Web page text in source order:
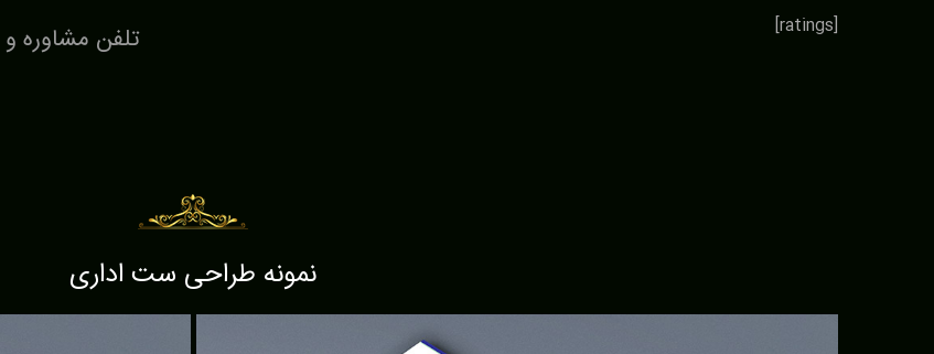
[ratings]
تلفن مشاوره
نمونه طراحی ست اداری